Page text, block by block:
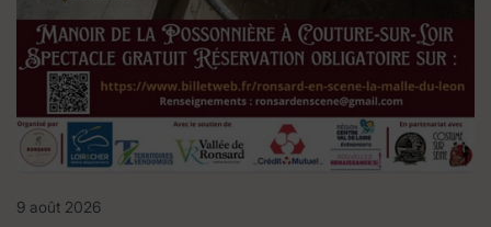
9 août 2026